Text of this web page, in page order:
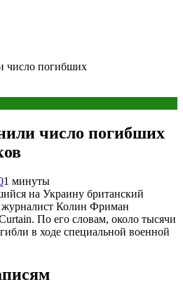
число погибших
число погибших
1 минуты
на Украину британский
журналист Колин Фриман
По его словам, около тысячи
в ходе специальной военной